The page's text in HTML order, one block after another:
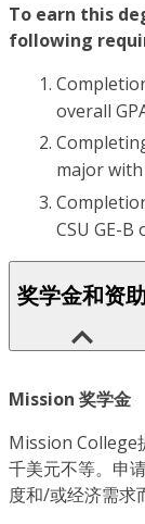
To earn this
following
overall
major
CSU GE-B
奖学金和资
Mission 奖学金
Mission College
千美元不等。申
度和/或经济需求